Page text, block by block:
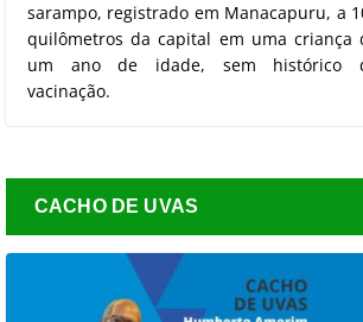
sarampo, registrado em Manacapuru, a
quilômetros da capital em uma criança
um ano de idade, sem histórico
vacinação.
CACHO DE UVAS